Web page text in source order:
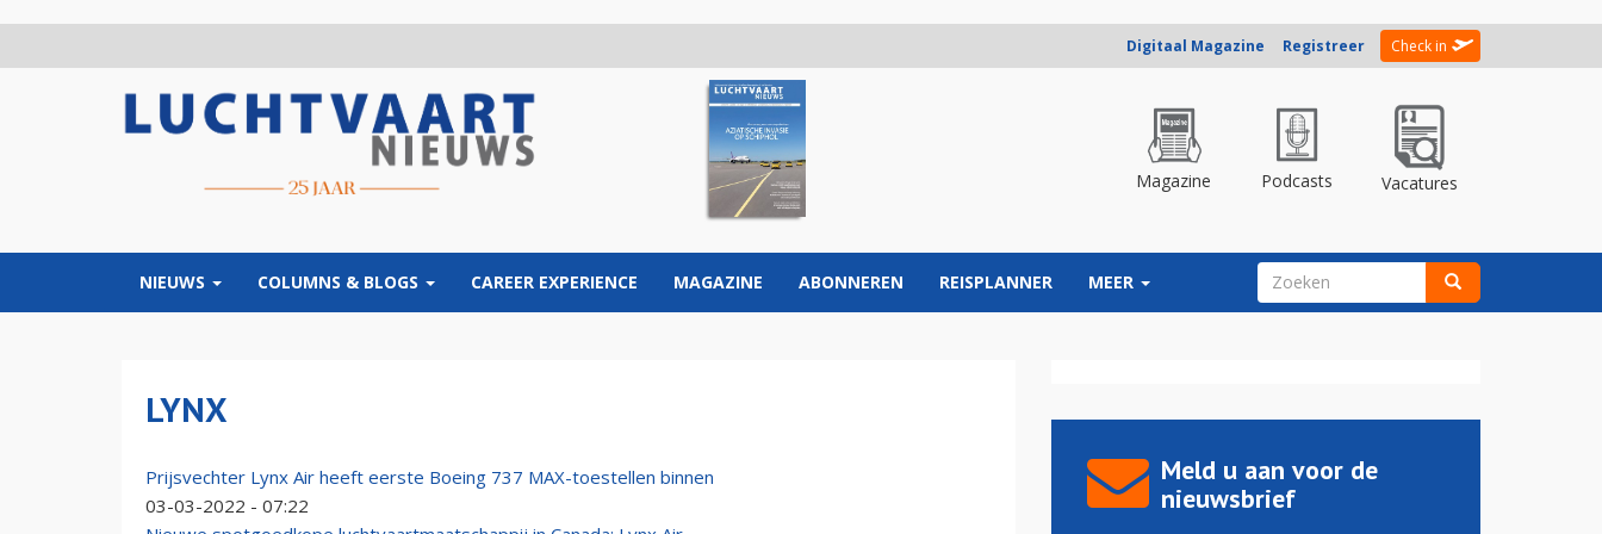
Digitaal Magazine Registreer Check in
Magazine Podcasts Vacatures
NIEUWS COLUMNS & BLOGS CAREER EXPERIENCE MAGAZINE ABONNEREN REISPLANNER MEER ZOEKVELD
LYNX
Prijsvechter Lynx Air heeft eerste Boeing 737 MAX-toestellen binnen
03-03-2022 - 07:22
Meld u aan voor de
nieuwsbrief